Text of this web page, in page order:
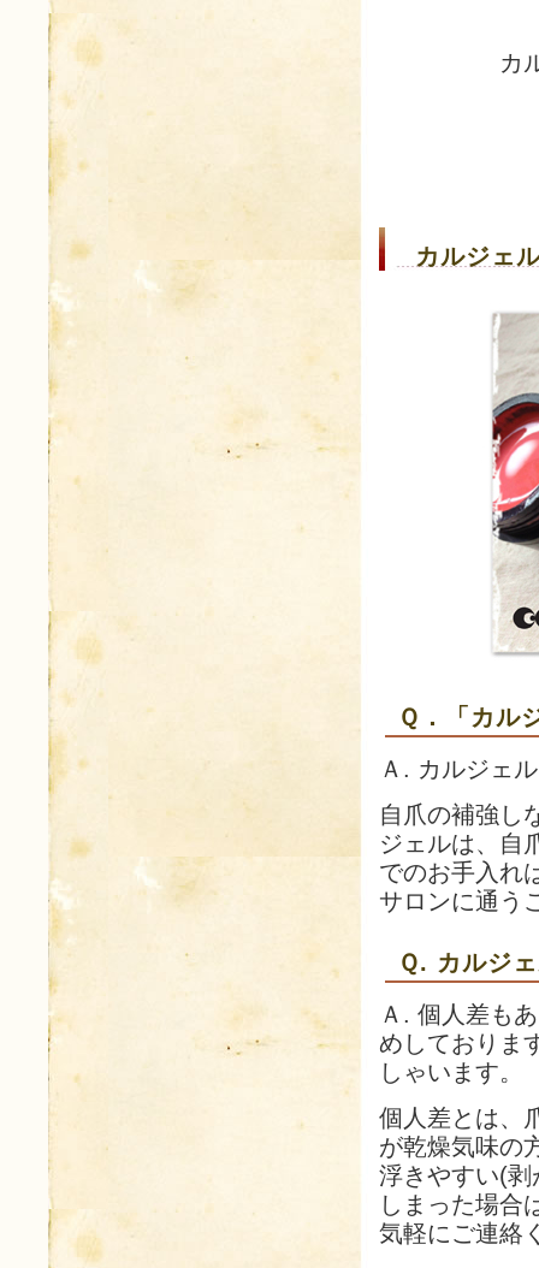
カ
カルジェ
Ｑ．「カル
Ａ. カルジェ
自爪の補強し
ジェルは、自
でのお手入れ
サロンに通う
Ｑ. カルジ
Ａ. 個人差も
めしておりま
しゃいます。
個人差とは、
が乾燥気味の
浮きやすい(
しまった場合
気軽にご連絡